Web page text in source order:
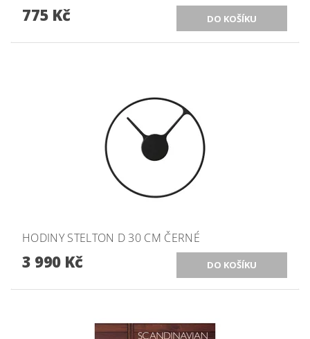
775 Kč
HODINY STELTON D 30 CM ČERNÉ
3 990 Kč